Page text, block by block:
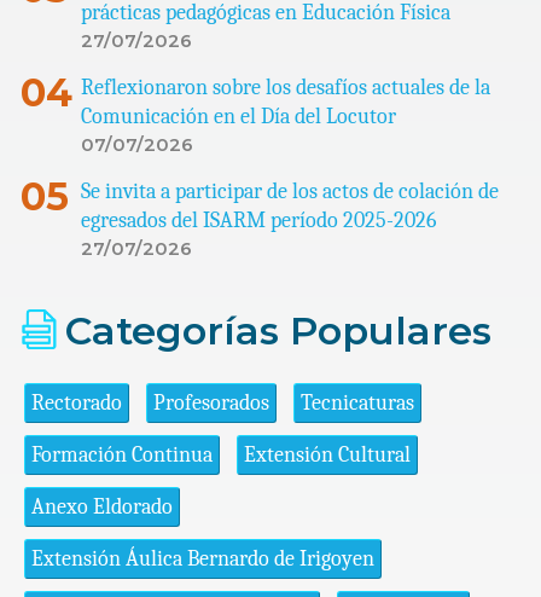
prácticas pedagógicas en Educación Física
27/07/2026
Reflexionaron sobre los desafíos actuales de la
Comunicación en el Día del Locutor
07/07/2026
Se invita a participar de los actos de colación de
egresados del ISARM período 2025-2026
27/07/2026
Categorías Populares
Rectorado Profesorados Tecnicaturas
Formación Continua Extensión Cultural
Anexo Eldorado
Extensión Áulica Bernardo de Irigoyen